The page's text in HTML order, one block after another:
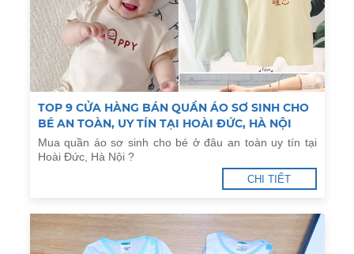
TOP 9 CỬA HÀNG BÁN QUẦN ÁO SƠ SINH CHO
BÉ AN TOÀN, UY TÍN TẠI HOÀI ĐỨC, HÀ NỘI
Mua quần áo sơ sinh cho bé ở đâu an toàn uy tín tại
Hoài Đức, Hà Nội ?
CHI TIẾT